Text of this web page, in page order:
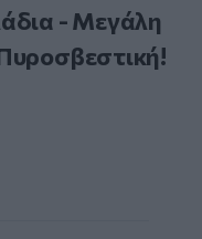
- Μεγάλη